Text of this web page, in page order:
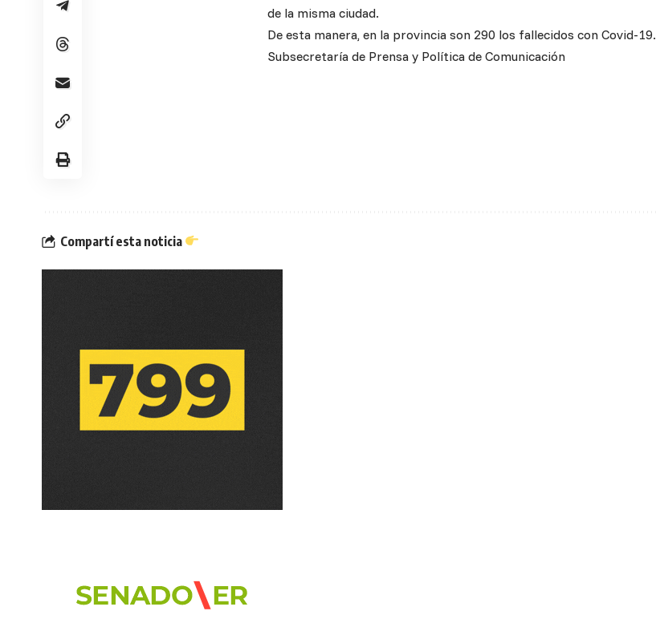
de la misma ciudad.
De esta manera, en la provincia son 290 los fallecidos con Covid-19.
Subsecretaría de Prensa y Política de Comunicación
Compartí esta noticia